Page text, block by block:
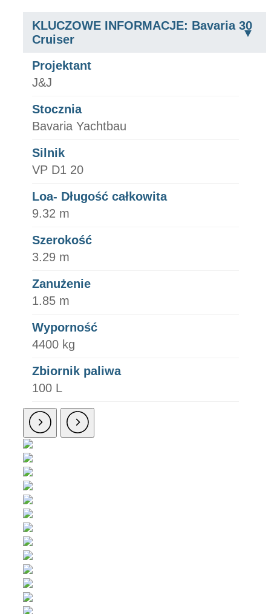
KLUCZOWE INFORMACJE: Bavaria 30
Cruiser
Projektant
J&J
Stocznia
Bavaria Yachtbau
Silnik
VP D1 20
Loa- Długość całkowita
9.32 m
Szerokość
3.29 m
Zanużenie
1.85 m
Wyporność
4400 kg
Zbiornik paliwa
100 L